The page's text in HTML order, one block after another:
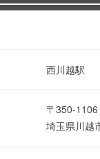
西川越駅
〒350-1106
埼玉県川越